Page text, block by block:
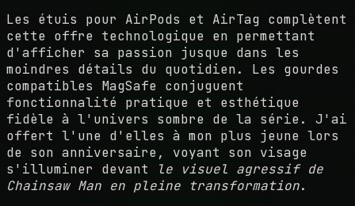
Les étuis pour AirPods et AirTag complètent
cette offre technologique en permettant
d'afficher sa passion jusque dans les
moindres détails du quotidien. Les gourdes
compatibles MagSafe conjuguent
fonctionnalité pratique et esthétique
fidèle à l'univers sombre de la série. J'ai
offert l'une d'elles à mon plus jeune lors
de son anniversaire, voyant son visage
s'illuminer devant
le visuel agressif de
Chainsaw Man en pleine transformation.